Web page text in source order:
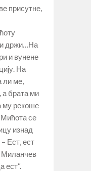
присутне,
држи…На
и вунене
На
ли ме,
а брата ми
му рекоше
Мићота се
изнад
– Ест, ест
Миланчев
ест“.